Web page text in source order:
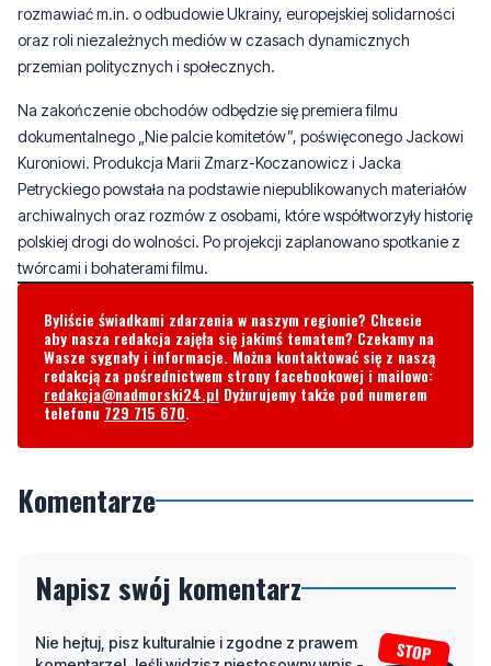
Na zakończenie obchodów odbędzie się premiera filmu
dokumentalnego „Nie palcie komitetów”, poświęconego Jackowi
Petryckiego powstała na podstawie niepublikowanych materiałów
archiwalnych oraz rozmów z osobami, które współtworzyły historię
polskiej drogi do wolności. Po projekcji zaplanowano spotkanie z
twórcami i bohaterami filmu.
Byliście świadkami zdarzenia w naszym regionie? Chcecie
aby nasza redakcja zajęła się jakimś tematem? Czekamy na
Wasze sygnały i informacje. Można kontaktować się z naszą
redakcja@nadmorski24.plDyżurujemy także pod numerem
telefonu729 715 670.
Komentarze
Napisz swój komentarz
komentarze! Jeśli widzisz niestosowny wpis -
kliknij "zgłoś nadużycie".
Imię / Podpis